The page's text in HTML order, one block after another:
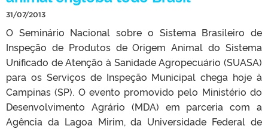
31/07/2013
O Seminário Nacional sobre o Sistema Brasileiro de
Inspeção de Produtos de Origem Animal do Sistema
Unificado de Atenção à Sanidade Agropecuário (SUASA)
para os Serviços de Inspeção Municipal chega hoje à
Campinas (SP). O evento promovido pelo Ministério do
Desenvolvimento Agrário (MDA) em parceria com a
Agência da Lagoa Mirim, da Universidade Federal de